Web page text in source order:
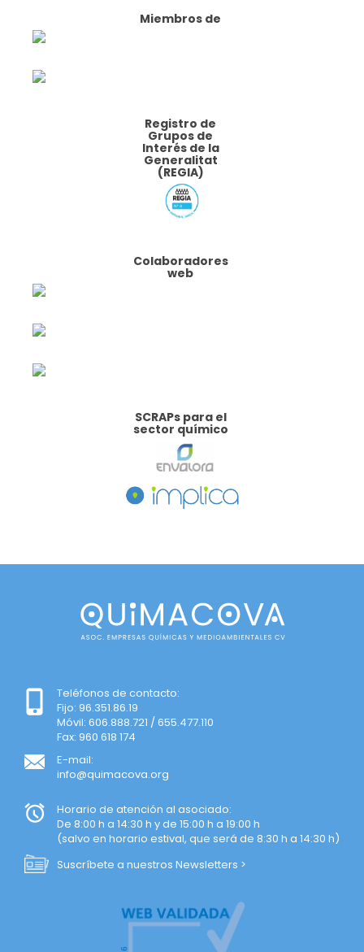
Miembros de
Registro de
Grupos de
Interés de la
Generalitat
(REGIA)
Colaboradores
web
SCRAPs para el
sector químico
Teléfonos de contacto:
Fijo: 96.351.86.19
Móvil: 606.888.721 / 655.477.110
Fax: 960 618 174
E-mail:
info@quimacova.org
Horario de atención al asociado:
De 8:00 h a 14:30 h y de 15:00 h a 19:00 h
(salvo en horario estival, que será de 8:30 h a 14:30 h)
Suscríbete a nuestros Newsletters >